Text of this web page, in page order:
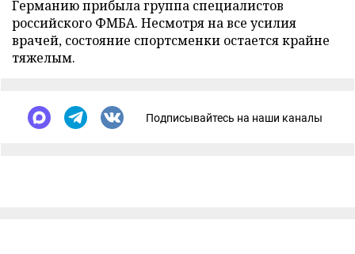
Германию прибыла группа специалистов
российского ФМБА. Несмотря на все усилия
врачей, состояние спортсменки остается крайне
тяжелым.
Подписывайтесь на наши каналы